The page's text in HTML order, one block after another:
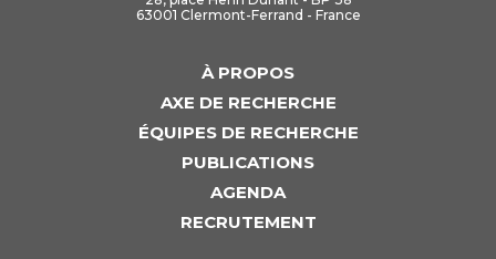
63001 Clermont-Ferrand - France
À PROPOS
AXE DE RECHERCHE
ÉQUIPES DE RECHERCHE
PUBLICATIONS
AGENDA
RECRUTEMENT